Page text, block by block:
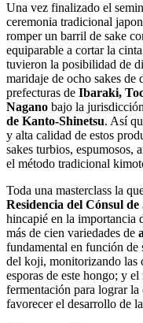
Una vez finalizado el
ceremonia tradicional
romper un barril de sake
equiparable a cortar la
tuvieron la posibilidad de
maridaje de ocho sakes de
prefecturas de Ibaraki,
Nagano bajo la
de Kanto-Shinetsu. Así
y alta calidad de estos
sakes turbios, espumosos,
el método tradicional
Toda una masterclass la
Residencia del Cónsul de
hincapié en la importancia
más de cien variedades de
fundamental en función de
del koji, monitorizando las
esporas de este hongo; y
fermentación para lograr la
favorecer el desarrollo de